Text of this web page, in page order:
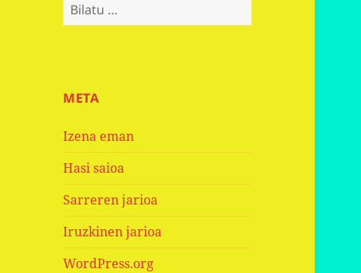
META
Izena eman
Hasi saioa
Sarreren jarioa
Iruzkinen jarioa
WordPress.org